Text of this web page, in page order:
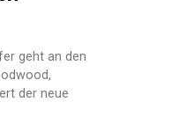
geht an den
der neue